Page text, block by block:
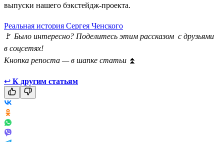
выпуски нашего бэкстейдж-проекта.
Реальная история Сергея Ченского
🚩 Было интересно? Поделитесь этим рассказом с друзьями
в соцсетях!
Кнопка репоста — в шапке статьи ⏫
↩ К другим статьям